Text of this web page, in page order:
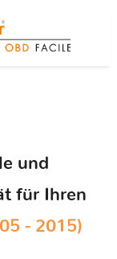
und
für Ihren
- 2015)